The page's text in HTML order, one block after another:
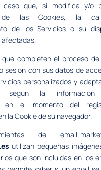
caso que, si modifica y/o
de las Cookies, la
de los Servicios o su
afectadas.
que completen el proceso
sesión con sus datos de
personalizados y
según la información
en el momento del
la Cookie de su navegador.
de email-
utilizan pequeñas
que son incluidas en los